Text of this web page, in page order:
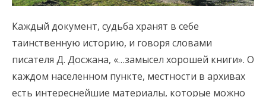
Каждый документ, судьба хранят в себе
таинственную историю, и говоря словами
писателя Д. Досжана, «…замысел хорошей книги». О
каждом населенном пункте, местности в архивах
есть интереснейшие материалы, которые можно